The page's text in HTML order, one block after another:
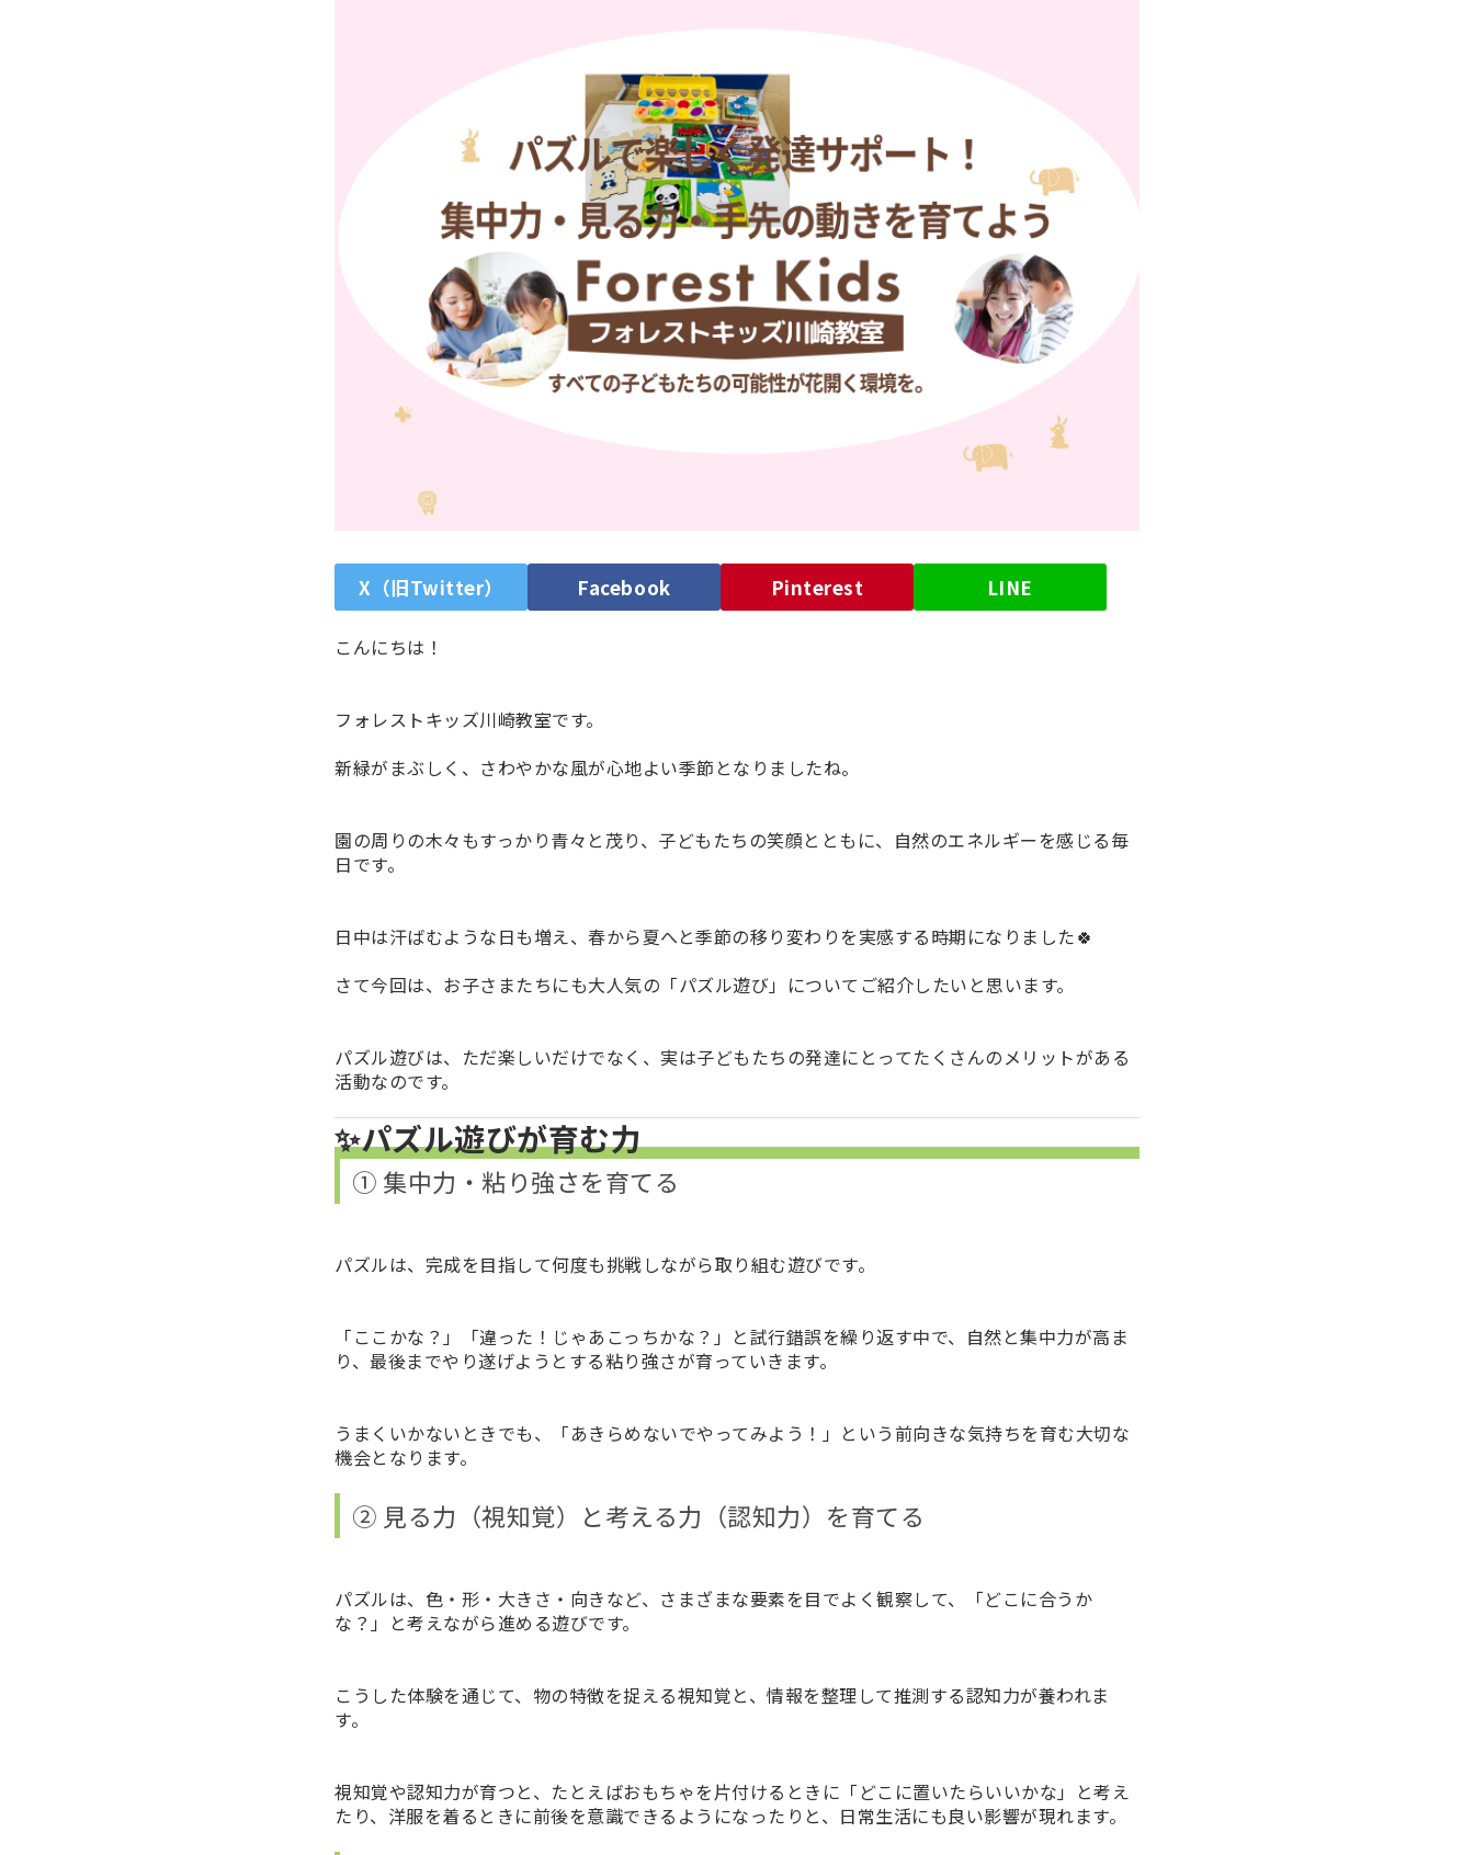
X（旧Twitter） Facebook Pinterest LINE
こんにちは！
フォレストキッズ川崎教室です。
新緑がまぶしく、さわやかな風が心地よい季節となりましたね。
園の周りの木々もすっかり青々と茂り、子どもたちの笑顔とともに、自然のエネルギーを感じる毎
日です。
日中は汗ばむような日も増え、春から夏へと季節の移り変わりを実感する時期になりました🍀
さて今回は、お子さまたちにも大人気の「パズル遊び」についてご紹介したいと思います。
パズル遊びは、ただ楽しいだけでなく、実は子どもたちの発達にとってたくさんのメリットがある
活動なのです。
✨パズル遊びが育む力
① 集中力・粘り強さを育てる
パズルは、完成を目指して何度も挑戦しながら取り組む遊びです。
「ここかな？」「違った！じゃあこっちかな？」と試行錯誤を繰り返す中で、自然と集中力が高ま
り、最後までやり遂げようとする粘り強さが育っていきます。
うまくいかないときでも、「あきらめないでやってみよう！」という前向きな気持ちを育む大切な
機会となります。
② 見る力（視知覚）と考える力（認知力）を育てる
パズルは、色・形・大きさ・向きなど、さまざまな要素を目でよく観察して、「どこに合うか
な？」と考えながら進める遊びです。
こうした体験を通じて、物の特徴を捉える視知覚と、情報を整理して推測する認知力が養われま
す。
視知覚や認知力が育つと、たとえばおもちゃを片付けるときに「どこに置いたらいいかな」と考え
たり、洋服を着るときに前後を意識できるようになったりと、日常生活にも良い影響が現れます。